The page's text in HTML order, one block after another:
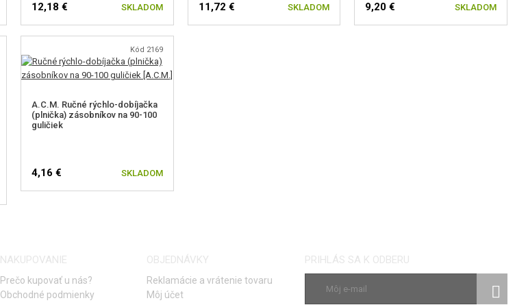
12,18 € SKLADOM 11,72 € SKLADOM 9,20 € SKLADOM
Kód 2169
A.C.M. Ručné rýchlo-dobíjačka
(plnička) zásobníkov na 90-100
guličiek
4,16 € SKLADOM
NAKUPOVANIE
Prečo kupovať u nás?
Obchodné podmienky
OBJEDNÁVKY
Reklamácie a vrátenie tovaru
Môj účet
PRIHLÁS SA K ODBERU